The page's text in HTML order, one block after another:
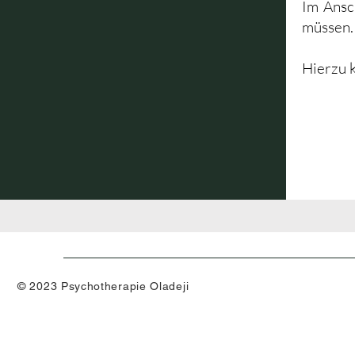
Im
Hierzu
© 2023 Psychotherapie Oladeji